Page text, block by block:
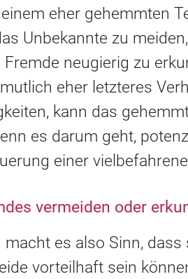
eher gehemmten
Unbekannte zu
neugierig zu
eher letzteres
kann das
es darum geht,
einer
vermeiden oder
es also Sinn,
vorteilhaft sein